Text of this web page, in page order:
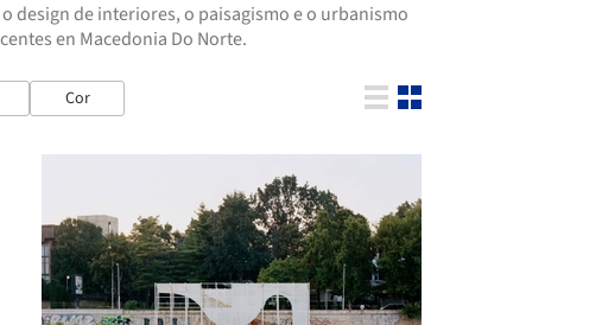
design de interiores, o paisagismo e o urbanismo
en Macedonia Do Norte.
Cor